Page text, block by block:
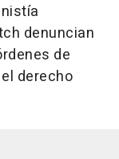
denuncian
de
derecho